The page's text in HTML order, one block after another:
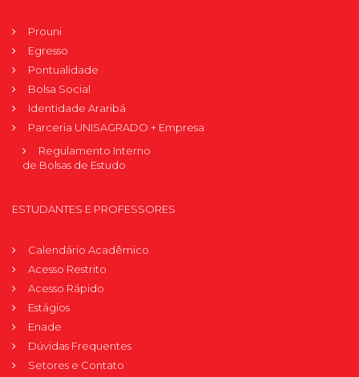
Prouni
Egresso
Pontualidade
Bolsa Social
Identidade Araribá
Parceria UNISAGRADO + Empresa
Regulamento Interno
de Bolsas de Estudo
ESTUDANTES E PROFESSORES
Calendário Acadêmico
Acesso Restrito
Acesso Rápido
Estágios
Enade
Dúvidas Frequentes
Setores e Contato